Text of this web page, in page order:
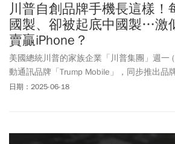
川普自創品牌手機長這樣！
國製、卻被起底中國製…激
賣贏iPhone？
美國總統川普的家族企業「川普集團」週一
動通訊品牌「Trump Mobile」，同步推出品
並計劃與 iPhone 17 同時發布。然而，儘管
日期：2025-06-18